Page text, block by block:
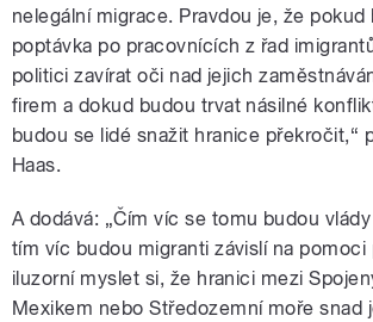
nelegální migrace. Pravdou je, že pokud
poptávka po pracovnících z řad
politici zavírat oči nad jejich
firem a dokud budou trvat násilné
budou se lidé snažit hranice překročit,“
Haas.
A dodává: „Čím víc se tomu budou
tím víc budou migranti závislí na pomoci
iluzorní myslet si, že hranici mezi
Mexikem nebo Středozemní moře snad